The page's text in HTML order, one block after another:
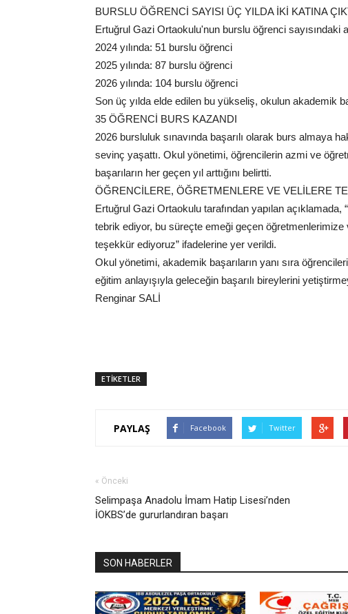
BURSLU ÖĞRENCİ SAYISI ÜÇ YILDA İKİ KATINA
Ertuğrul Gazi Ortaokulu'nun burslu öğrenci sayısındaki
2024 yılında: 51 burslu öğrenci
2025 yılında: 87 burslu öğrenci
2026 yılında: 104 burslu öğrenci
Son üç yılda elde edilen bu yükseliş, okulun akademik
35 ÖĞRENCİ BURS KAZANDI
2026 bursluluk sınavında başarılı olarak burs almaya
sevinç yaşattı. Okul yönetimi, öğrencilerin azmi ve
başarıların her geçen yıl arttığını belirtti.
ÖĞRENCİLERE, ÖĞRETMENLERE VE VELİLERE
Ertuğrul Gazi Ortaokulu tarafından yapılan
tebrik ediyor, bu süreçte emeği geçen öğretmenlerimize
teşekkür ediyoruz” ifadelerine yer verildi.
Okul yönetimi, akademik başarıların yanı sıra
eğitim anlayışıyla geleceğin başarılı bireylerini
Renginar SALİ
ETİKETLER
PAYLAŞ Facebook Twitter
« Önceki
Selimpaşa Anadolu İmam Hatip Lisesi’nden
İOKBS’de gururlandıran başarı
SON HABERLER